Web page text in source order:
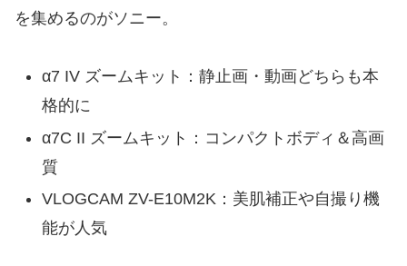
を集めるのがソニー。
α7 IV ズームキット：静止画・動画どちらも本
格的に
α7C II ズームキット：コンパクトボディ＆高画
質
VLOGCAM ZV-E10M2K：美肌補正や自撮り機
能が人気